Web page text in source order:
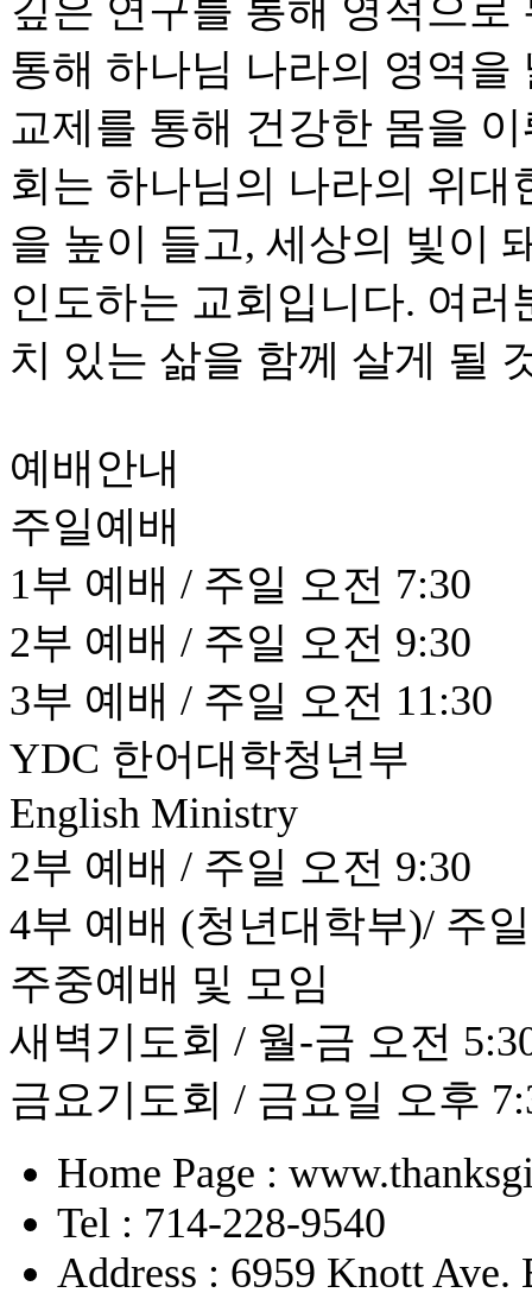
깊은 연구를 통해 영적으
통해 하나님 나라의 영역
교제를 통해 건강한 몸을
회는 하나님의 나라의 위
을 높이 들고, 세상의 빛이
인도하는 교회입니다. 여
치 있는 삶을 함께 살게 될
예배안내
주일예배
1부 예배 / 주일 오전 7:30
2부 예배 / 주일 오전 9:30
3부 예배 / 주일 오전 11:30
YDC 한어대학청년부
English Ministry
2부 예배 / 주일 오전 9:30
4부 예배 (청년대학부)/ 주
주중예배 및 모임
새벽기도회 / 월-금 오전
금요기도회 / 금요일 오후
Home Page :
Tel : 714-228-9540
Address : 6959 Knott Ave.